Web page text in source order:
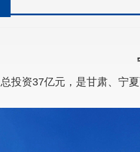
总投资37亿元，是甘肃、宁